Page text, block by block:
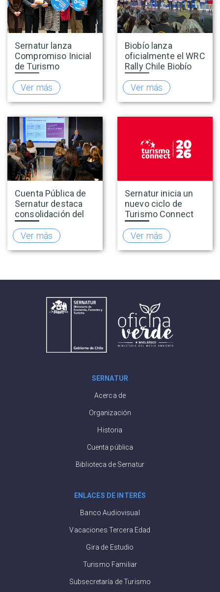
Sernatur lanza
Compromiso Inicial
de Turismo
Accesible para
promover una
oferta turística más
inclusiva
Ver más
Biobío lanza
oficialmente el WRC
Rally Chile Biobío
2026 con 141
empresas
adheridas al Sello
Rally
Ver más
Cuenta Pública de
Sernatur destaca
consolidación del
turismo en 2025 y
presenta hoja de
ruta para fortalecer
la competitividad
Ver más
Sernatur inicia un
nuevo ciclo de
Turismo Connect
para fortalecer la
inteligencia de
mercado de la
industria turística
Ver más
SERNATUR
Acerca de
Organización
Historia
Cuenta pública
Biblioteca de Sernatur
ENLACES DE INTERÉS
Banco Audiovisual
Vacaciones Tercera Edad
Gira de Estudio
Turismo Familiar
Subsecretaría de Turismo